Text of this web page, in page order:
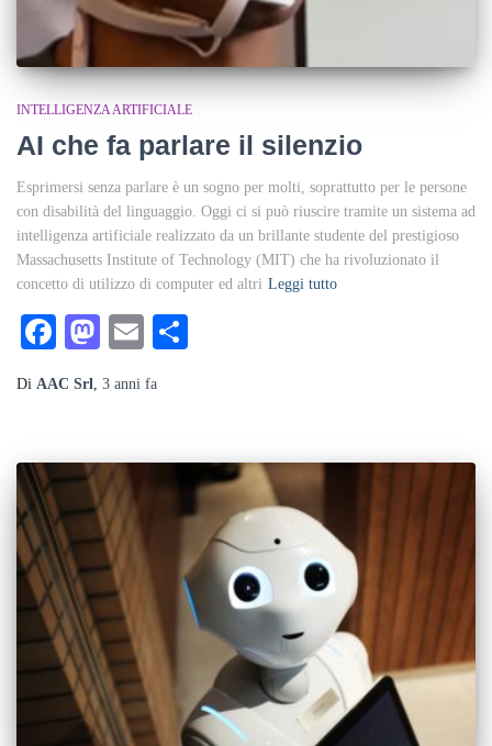
INTELLIGENZA ARTIFICIALE
AI che fa parlare il silenzio
Esprimersi senza parlare è un sogno per molti, soprattutto per le persone
con disabilità del linguaggio. Oggi ci si può riuscire tramite un sistema ad
intelligenza artificiale realizzato da un brillante studente del prestigioso
Massachusetts Institute of Technology (MIT) che ha rivoluzionato il
concetto di utilizzo di computer ed altri Leggi tutto
Facebook
Mastodon
Email
Di AAC Srl 3 anni fa